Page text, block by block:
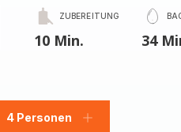
ZUBEREITUNG
10 Min. 34
4 Personen
Personen